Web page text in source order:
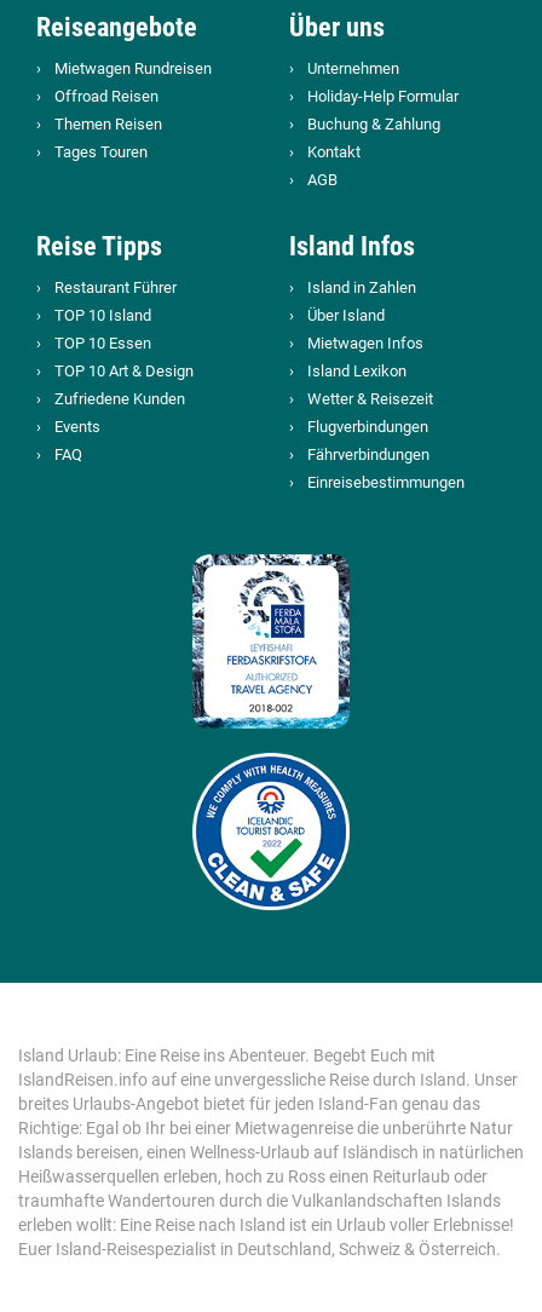
Reiseangebote
Mietwagen Rundreisen
Offroad Reisen
Themen Reisen
Tages Touren
Über uns
Unternehmen
Holiday-Help Formular
Buchung & Zahlung
Kontakt
AGB
Reise Tipps
Restaurant Führer
TOP 10 Island
TOP 10 Essen
TOP 10 Art & Design
Zufriedene Kunden
Events
FAQ
Island Infos
Island in Zahlen
Über Island
Mietwagen Infos
Island Lexikon
Wetter & Reisezeit
Flugverbindungen
Fährverbindungen
Einreisebestimmungen
Island Urlaub: Eine Reise ins Abenteuer. Begebt Euch mit
IslandReisen.info auf eine unvergessliche Reise durch Island. Unser
breites Urlaubs-Angebot bietet für jeden Island-Fan genau das
Richtige: Egal ob Ihr bei einer Mietwagenreise die unberührte Natur
Islands bereisen, einen Wellness-Urlaub auf Isländisch in natürlichen
Heißwasserquellen erleben, hoch zu Ross einen Reiturlaub oder
traumhafte Wandertouren durch die Vulkanlandschaften Islands
erleben wollt: Eine Reise nach Island ist ein Urlaub voller Erlebnisse!
Euer Island-Reisespezialist in Deutschland, Schweiz & Österreich.